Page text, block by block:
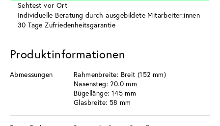
Sehtest vor Ort
Individuelle Beratung durch ausgebildete Mitarbeiter:innen
30 Tage Zufriedenheitsgarantie
Produktinformationen
Abmessungen
Rahmenbreite: Breit (152 mm)
Nasensteg: 20.0 mm
Bügellänge: 145 mm
Glasbreite: 58 mm